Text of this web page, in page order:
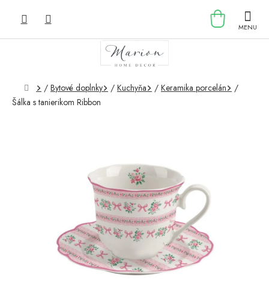
KOŠÍK
Domov
/ Bytové doplnky / Kuchyňa / Keramika porcelán
/
Šálka s tanierikom Ribbon